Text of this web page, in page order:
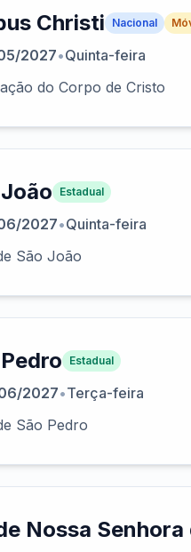
Christi Nacional
2027•Quinta-feira
do Corpo de Cristo
Estadual
2027•Quinta-feira
São João
Estadual
2027•Terça-feira
São Pedro
Nossa